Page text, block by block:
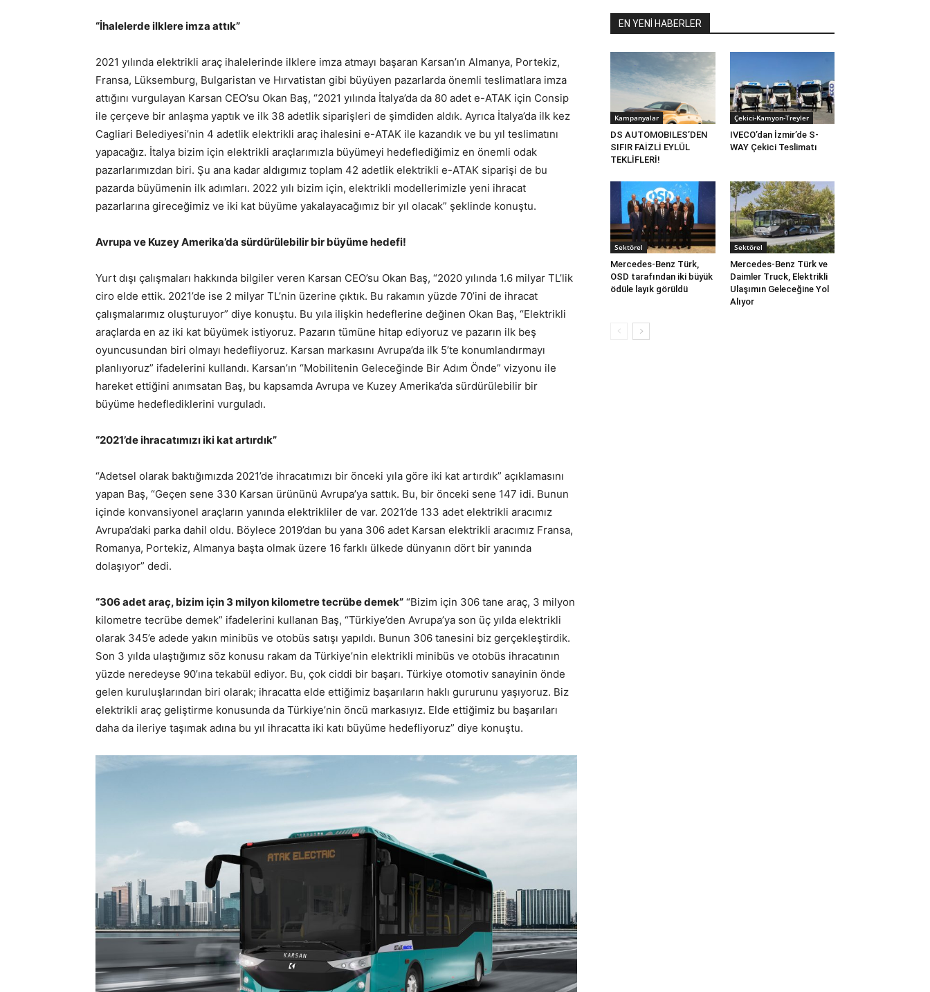
“İhalelerde ilklere imza attık”
2021 yılında elektrikli araç ihalelerinde ilklere imza atmayı başaran Karsan’ın Almanya, Portekiz,
Fransa, Lüksemburg, Bulgaristan ve Hırvatistan gibi büyüyen pazarlarda önemli teslimatlara imza
attığını vurgulayan Karsan CEO’su Okan Baş, “2021 yılında İtalya’da da 80 adet e-ATAK için Consip
ile çerçeve bir anlaşma yaptık ve ilk 38 adetlik siparişleri de şimdiden aldık. Ayrıca İtalya’da ilk kez
Cagliari Belediyesi’nin 4 adetlik elektrikli araç ihalesini e-ATAK ile kazandık ve bu yıl teslimatını
yapacağız. İtalya bizim için elektrikli araçlarımızla büyümeyi hedeflediğimiz en önemli odak
pazarlarımızdan biri. Şu ana kadar aldıgımız toplam 42 adetlik elektrikli e-ATAK siparişi de bu
pazarda büyümenin ilk adımları. 2022 yılı bizim için, elektrikli modellerimizle yeni ihracat
pazarlarına gireceğimiz ve iki kat büyüme yakalayacağımız bir yıl olacak” şeklinde konuştu.
Avrupa ve Kuzey Amerika’da sürdürülebilir bir büyüme hedefi!
Yurt dışı çalışmaları hakkında bilgiler veren Karsan CEO’su Okan Baş, “2020 yılında 1.6 milyar TL’lik
ciro elde ettik. 2021’de ise 2 milyar TL’nin üzerine çıktık. Bu rakamın yüzde 70’ini de ihracat
çalışmalarımız oluşturuyor” diye konuştu. Bu yıla ilişkin hedeflerine değinen Okan Baş, “Elektrikli
araçlarda en az iki kat büyümek istiyoruz. Pazarın tümüne hitap ediyoruz ve pazarın ilk beş
oyuncusundan biri olmayı hedefliyoruz. Karsan markasını Avrupa’da ilk 5’te konumlandırmayı
planlıyoruz” ifadelerini kullandı. Karsan’ın “Mobilitenin Geleceğinde Bir Adım Önde” vizyonu ile
hareket ettiğini anımsatan Baş, bu kapsamda Avrupa ve Kuzey Amerika’da sürdürülebilir bir
büyüme hedeflediklerini vurguladı.
“2021’de ihracatımızı iki kat artırdık”
“Adetsel olarak baktığımızda 2021’de ihracatımızı bir önceki yıla göre iki kat artırdık” açıklamasını
yapan Baş, “Geçen sene 330 Karsan ürününü Avrupa’ya sattık. Bu, bir önceki sene 147 idi. Bunun
içinde konvansiyonel araçların yanında elektrikliler de var. 2021’de 133 adet elektrikli aracımız
Avrupa’daki parka dahil oldu. Böylece 2019’dan bu yana 306 adet Karsan elektrikli aracımız Fransa,
Romanya, Portekiz, Almanya başta olmak üzere 16 farklı ülkede dünyanın dört bir yanında
dolaşıyor” dedi.
“306 adet araç, bizim için 3 milyon kilometre tecrübe demek” “Bizim için 306 tane araç, 3 milyon
kilometre tecrübe demek” ifadelerini kullanan Baş, “Türkiye’den Avrupa’ya son üç yılda elektrikli
olarak 345’e adede yakın minibüs ve otobüs satışı yapıldı. Bunun 306 tanesini biz gerçekleştirdik.
Son 3 yılda ulaştığımız söz konusu rakam da Türkiye’nin elektrikli minibüs ve otobüs ihracatının
yüzde neredeyse 90’ına tekabül ediyor. Bu, çok ciddi bir başarı. Türkiye otomotiv sanayinin önde
gelen kuruluşlarından biri olarak; ihracatta elde ettiğimiz başarıların haklı gururunu yaşıyoruz. Biz
elektrikli araç geliştirme konusunda da Türkiye’nin öncü markasıyız. Elde ettiğimiz bu başarıları
daha da ileriye taşımak adına bu yıl ihracatta iki katı büyüme hedefliyoruz” diye konuştu.
EN YENİ HABERLER
Kampanyalar
DS AUTOMOBILES’DEN
SIFIR FAİZLİ EYLÜL
TEKLİFLERİ!
Çekici-Kamyon-Treyler
IVECO’dan İzmir’de S-
WAY Çekici Teslimatı
Sektörel
Mercedes-Benz Türk,
OSD tarafından iki büyük
ödüle layık görüldü
Sektörel
Mercedes-Benz Türk ve
Daimler Truck, Elektrikli
Ulaşımın Geleceğine Yol
Alıyor